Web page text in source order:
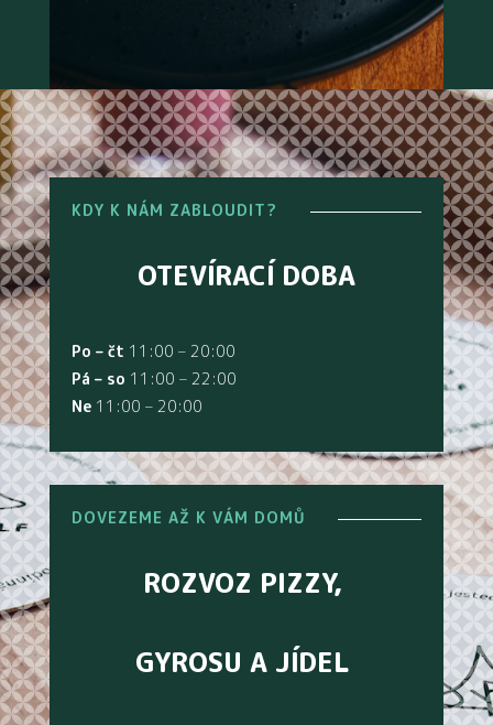
KDY K NÁM ZABLOUDIT?
OTEVÍRACÍ DOBA
Po – čt 11:00 – 20:00
Pá – so 11:00 – 22:00
Ne11:00 – 20:00
DOVEZEME AŽ K VÁM DOMŮ
ROZVOZ PIZZY,
GYROSU A JÍDEL